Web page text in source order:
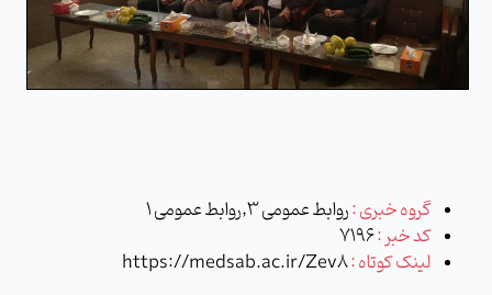
گروه خبری :روابط عمومی 3,روابط عمومی 1
کد خبر :7196
لینک کوتاه :https://medsab.ac.ir/Zev8